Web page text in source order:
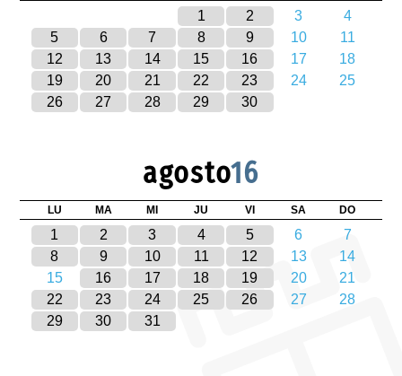
1 2 3
4
5
6 7 8 9 10
11
12
13 14 15 16 17
18
19
20 21 22 23 24
25
26
27 28 29 30
agosto16
LU MA MI JU VI SA DO
1 2 3 4 5 6
7
8
9 10 11 12 13
14
15
16 17 18 19 20
21
22
23 24 25 26 27
28
29
30 31